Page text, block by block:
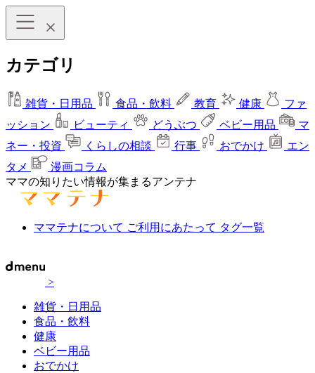
カテゴリ
雑貨・日用品 食品・飲料 教育 健康
ファ
ッション
ビューティ どうぶつ ベビー用品
マ
ネー・投資
くらしの相談 行事 おでかけ
エン
タメ
漫画コラム
ママの知りたい情報が集まるアンテナ
ママテナについて ご利用にあたって タグ一覧
>
雑貨・日用品
食品・飲料
健康
ベビー用品
おでかけ